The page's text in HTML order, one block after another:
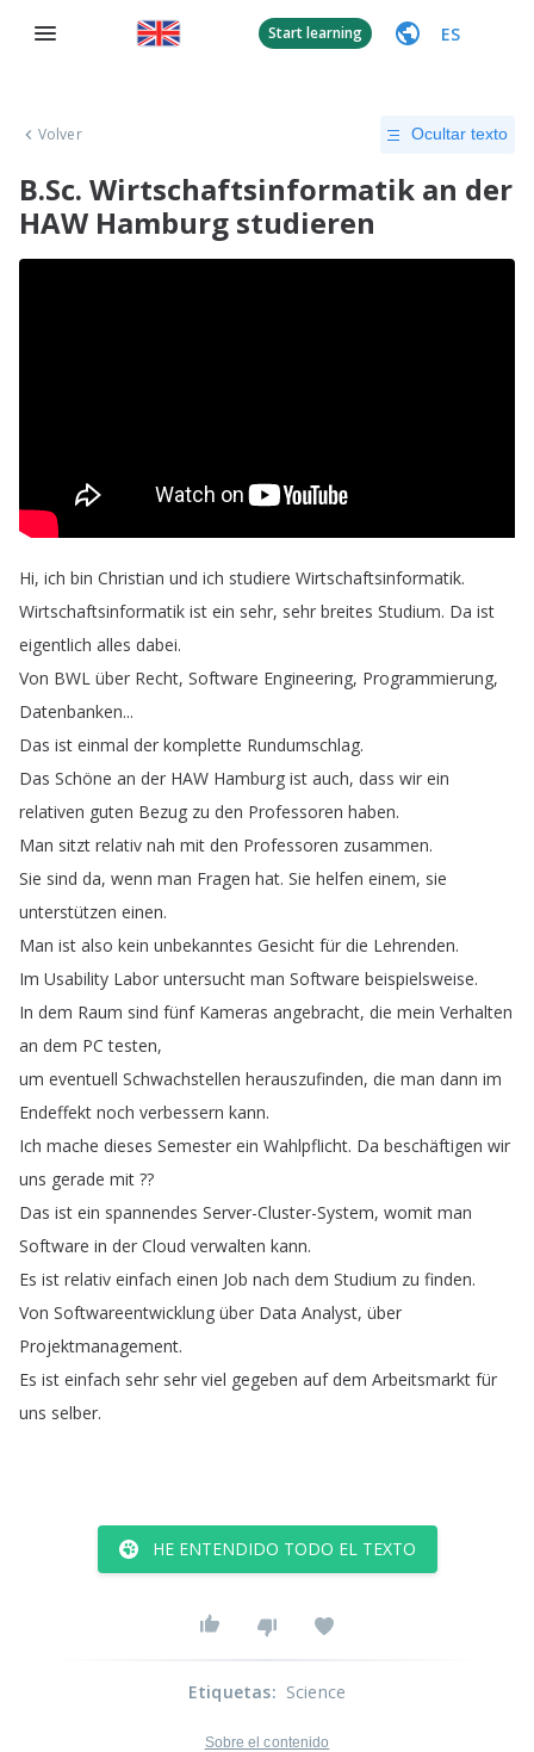
Start learning ES
Volver Ocultar texto
B.Sc. Wirtschaftsinformatik an der
HAW Hamburg studieren
Hi, ich bin Christian und ich studiere Wirtschaftsinformatik.
Wirtschaftsinformatik ist ein sehr, sehr breites Studium. Da ist
eigentlich alles dabei.
Von BWL über Recht, Software Engineering, Programmierung,
Datenbanken...
Das ist einmal der komplette Rundumschlag.
Das Schöne an der HAW Hamburg ist auch, dass wir ein
relativen guten Bezug zu den Professoren haben.
Man sitzt relativ nah mit den Professoren zusammen.
Sie sind da, wenn man Fragen hat. Sie helfen einem, sie
unterstützen einen.
Man ist also kein unbekanntes Gesicht für die Lehrenden.
Im Usability Labor untersucht man Software beispielsweise.
In dem Raum sind fünf Kameras angebracht, die mein Verhalten
an dem PC testen,
um eventuell Schwachstellen herauszufinden, die man dann im
Endeffekt noch verbessern kann.
Ich mache dieses Semester ein Wahlpflicht. Da beschäftigen wir
uns gerade mit ??
Das ist ein spannendes Server-Cluster-System, womit man
Software in der Cloud verwalten kann.
Es ist relativ einfach einen Job nach dem Studium zu finden.
Von Softwareentwicklung über Data Analyst, über
Projektmanagement.
Es ist einfach sehr sehr viel gegeben auf dem Arbeitsmarkt für
uns selber.
HE ENTENDIDO TODO EL TEXTO
Etiquetas: Science
Sobre el contenido